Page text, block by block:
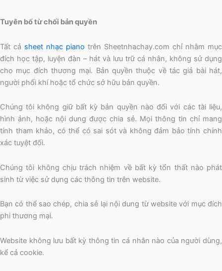
Tuyên bố từ chối bản quyền
Tất cả sheet nhạc piano trên Sheetnhachay.com chỉ nhằm mục
đích học tập, luyện đàn – hát và lưu trữ cá nhân, không sử dụng
cho mục đích thương mại. Bản quyền thuộc về tác giả bài hát,
người phối khí hoặc tổ chức sở hữu bản quyền.
Chúng tôi không giữ bất kỳ bản quyền nào đối với các tài liệu,
hình ảnh, hoặc nội dung được chia sẻ. Mọi thông tin chỉ mang
tính tham khảo, có thể có sai sót và không đảm bảo tính chính
xác tuyệt đối.
Chúng tôi không chịu trách nhiệm về bất kỳ tổn thất nào phát
sinh từ việc sử dụng các thông tin trên website.
Bạn có thể sao chép, chia sẻ lại nội dung từ website với mục đích
phi thương mại.
Website không lưu bất kỳ thông tin cá nhân nào của người dùng,
kể cả cookie.